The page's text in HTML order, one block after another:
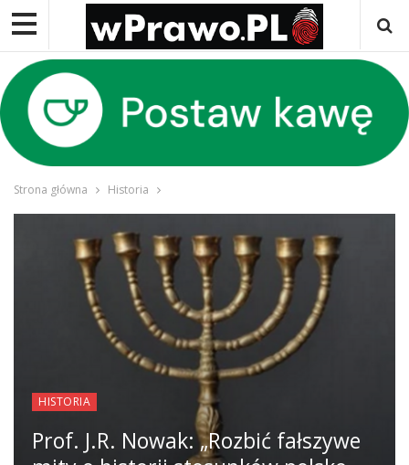
Strona główna Historia
HISTORIA
Prof. J.R. Nowak: „Rozbić fałszywe